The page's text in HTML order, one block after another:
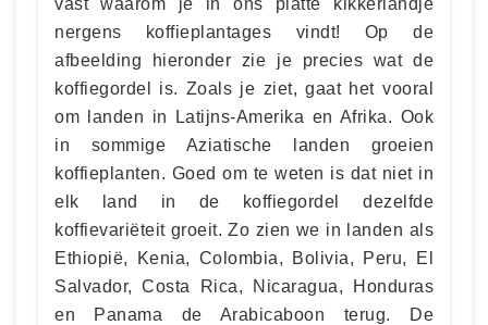
vast waarom je in ons platte kikkerlandje
nergens koffieplantages vindt! Op de
afbeelding hieronder zie je precies wat de
koffiegordel is. Zoals je ziet, gaat het vooral
om landen in Latijns-Amerika en Afrika. Ook
in sommige Aziatische landen groeien
koffieplanten. Goed om te weten is dat niet in
elk land in de koffiegordel dezelfde
koffievariëteit groeit. Zo zien we in landen als
Ethiopië, Kenia, Colombia, Bolivia, Peru, El
Salvador, Costa Rica, Nicaragua, Honduras
en Panama de Arabicaboon terug. De